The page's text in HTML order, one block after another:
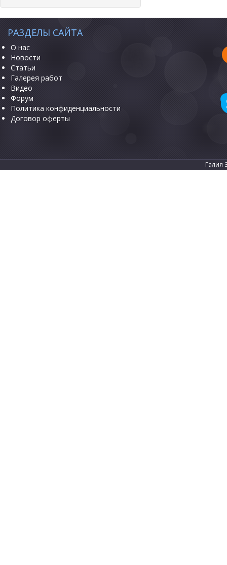
РАЗДЕЛЫ САЙТА
О нас
Новости
Статьи
Галерея работ
Видео
Форум
Политика конфиденциальности
Договор оферты
Галия